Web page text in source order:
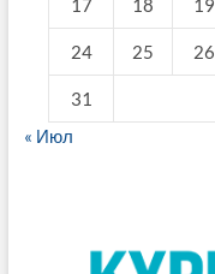
17 18 19
24 25 26
31
« Июл